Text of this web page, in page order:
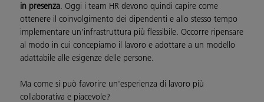
in presenza. Oggi i team HR devono quindi capire come
ottenere il coinvolgimento dei dipendenti e allo stesso tempo
implementare un'infrastruttura più flessibile. Occorre ripensare
al modo in cui concepiamo il lavoro e adottare a un modello
adattabile alle esigenze delle persone.
Ma come si può favorire un'esperienza di lavoro più
collaborativa e piacevole?